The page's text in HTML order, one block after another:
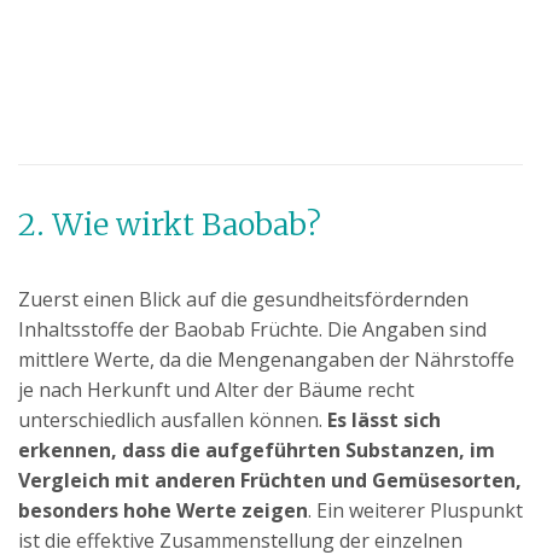
2. Wie wirkt Baobab?
Zuerst einen Blick auf die gesundheitsfördernden
Inhaltsstoffe der Baobab Früchte. Die Angaben sind
mittlere Werte, da die Mengenangaben der Nährstoffe
je nach Herkunft und Alter der Bäume recht
unterschiedlich ausfallen können. Es lässt sich
erkennen, dass die aufgeführten Substanzen, im
Vergleich mit anderen Früchten und Gemüsesorten,
besonders hohe Werte zeigen. Ein weiterer Pluspunkt
ist die effektive Zusammenstellung der einzelnen